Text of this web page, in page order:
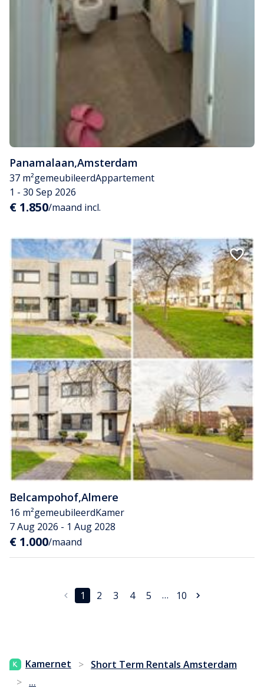
Panamalaan,Amsterdam
37 m²gemeubileerdAppartement
1 - 30 Sep 2026
€ 1.850/maand incl.
Belcampohof,Almere
16 m²gemeubileerdKamer
7 Aug 2026 - 1 Aug 2028
€ 1.000/maand
1 2 3 4 5 … 10
Kamernet > Short Term Rentals Amsterdam
> ...